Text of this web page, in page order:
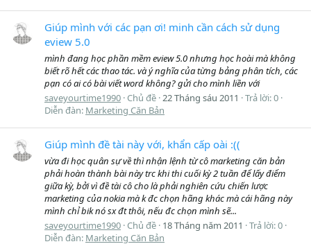
Giúp mình với các pạn ơi! minh cần cách sử dụng
eview 5.0
mình đang học phần mềm eview 5.0 nhưng học hoài mà không
biết rõ hết các thao tác. và ý nghĩa của từng bảng phân tích, các
pạn có ai có bài viết word không? gửi cho mình liền với
saveyourtime1990 Chủ đề 22 Tháng sáu 2011
Trả lời: 0
Diễn đàn: Marketing Căn Bản
Giúp mình đề tài này với, khẩn cấp oài :((
vừa đi học quân sự về thì nhận lệnh từ cô marketing căn bản
phải hoàn thành bài này trc khi thi cuối kỳ 2 tuần để lấy điểm
giữa kỳ, bởi vì đề tài cô cho là phải nghiên cứu chiến lược
marketing của nokia mà k đc chọn hãng khác mà cái hãng này
mình chỉ bik nó sx đt thôi, nếu đc chọn mình sẽ...
saveyourtime1990 Chủ đề 18 Tháng năm 2011
Trả lời: 0
Diễn đàn: Marketing Căn Bản